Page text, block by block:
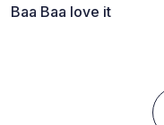
Baa Baa love it